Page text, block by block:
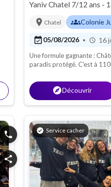
Yaniv Chatel 7/12 ans -
location_on Chatel groupsColonie
event_available05/08/2026 • schedule 16
Une formule gagnante :
paradis protégé. C'est à
vacances les plus sympas
grands et petits.
exploreDécouvrir
phone
share
verified Service cacher